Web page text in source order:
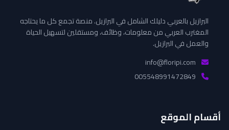
البرازيل بالعربي دليلك الشامل في البرازيل. منصة تجمع كل ما يحتاجه
المغترب العربي من معلومات، وظائف، ومستقلين لتسهيل الحياة
والعمل في البرازيل.
أقسام الموقع